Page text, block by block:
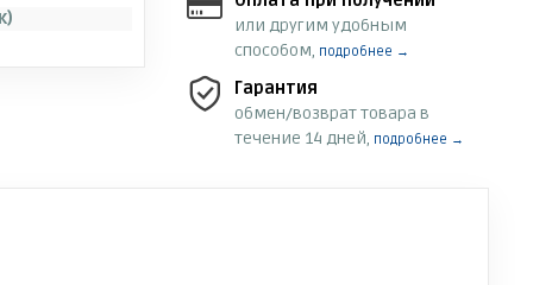
или другим удобным
способом, подробнее →
Гарантия
обмен/возврат товара в
течение 14 дней, подробнее →